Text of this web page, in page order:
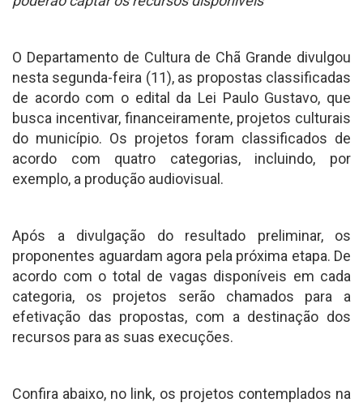
O Departamento de Cultura de Chã Grande divulgou
nesta segunda-feira (11), as propostas classificadas
de acordo com o edital da Lei Paulo Gustavo, que
busca incentivar, financeiramente, projetos culturais
do município. Os projetos foram classificados de
acordo com quatro categorias, incluindo, por
exemplo, a produção audiovisual.
Após a divulgação do resultado preliminar, os
proponentes aguardam agora pela próxima etapa. De
acordo com o total de vagas disponíveis em cada
categoria, os projetos serão chamados para a
efetivação das propostas, com a destinação dos
recursos para as suas execuções.
Confira abaixo, no link, os projetos contemplados na